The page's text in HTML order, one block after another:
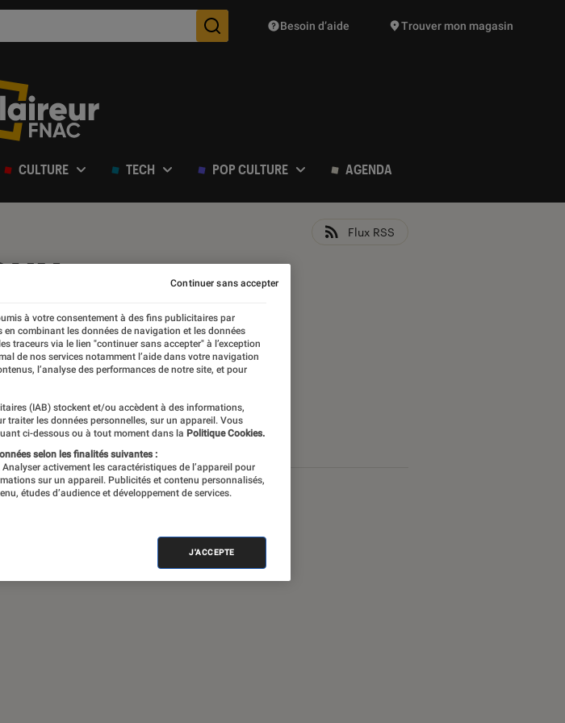
Des suggestions de produits vont vous être proposées
Besoin d’aide Trouver mon magasin
CULTURE TECH POP CULTURE AGENDA
Flux RSS
à votre consentement à des fins publicitaires par
combinant les données de navigation et les données
traceurs via le lien "continuer sans accepter" à l’exception
de nos services notamment l’aide dans votre navigation
l’analyse des performances de notre site, et pour
(IAB) stockent et/ou accèdent à des informations,
traiter les données personnelles, sur un appareil. Vous
ci-dessous ou à tout moment dans la Politique Cookies.
selon les finalités suivantes :
activement les caractéristiques de l’appareil pour
sur un appareil. Publicités et contenu personnalisés,
études d’audience et développement de services.
J'ACCEPTE
Continuer sans accepter